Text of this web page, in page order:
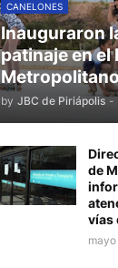
CANELONES
Inauguraron
patinaje en el
by JBC de Piriápolis -
de
vías